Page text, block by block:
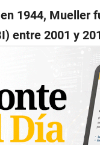
1944, Mueller
entre 2001 y